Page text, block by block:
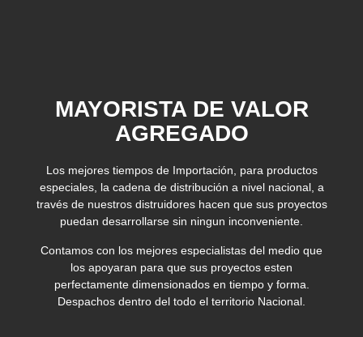
MAYORISTA DE VALOR
AGREGADO
Los mejores tiempos de Importación, para productos
especiales, la cadena de distribución a nivel nacional, a
través de nuestros distruidores hacen que sus proyectos
puedan desarrollarse sin ningun inconveniente.
Contamos con los mejores especialistas del medio que
los apoyaran para que sus proyectos esten
perfectamente dimensionados en tiempo y forma.
Despachos dentro del todo el territorio Nacional.